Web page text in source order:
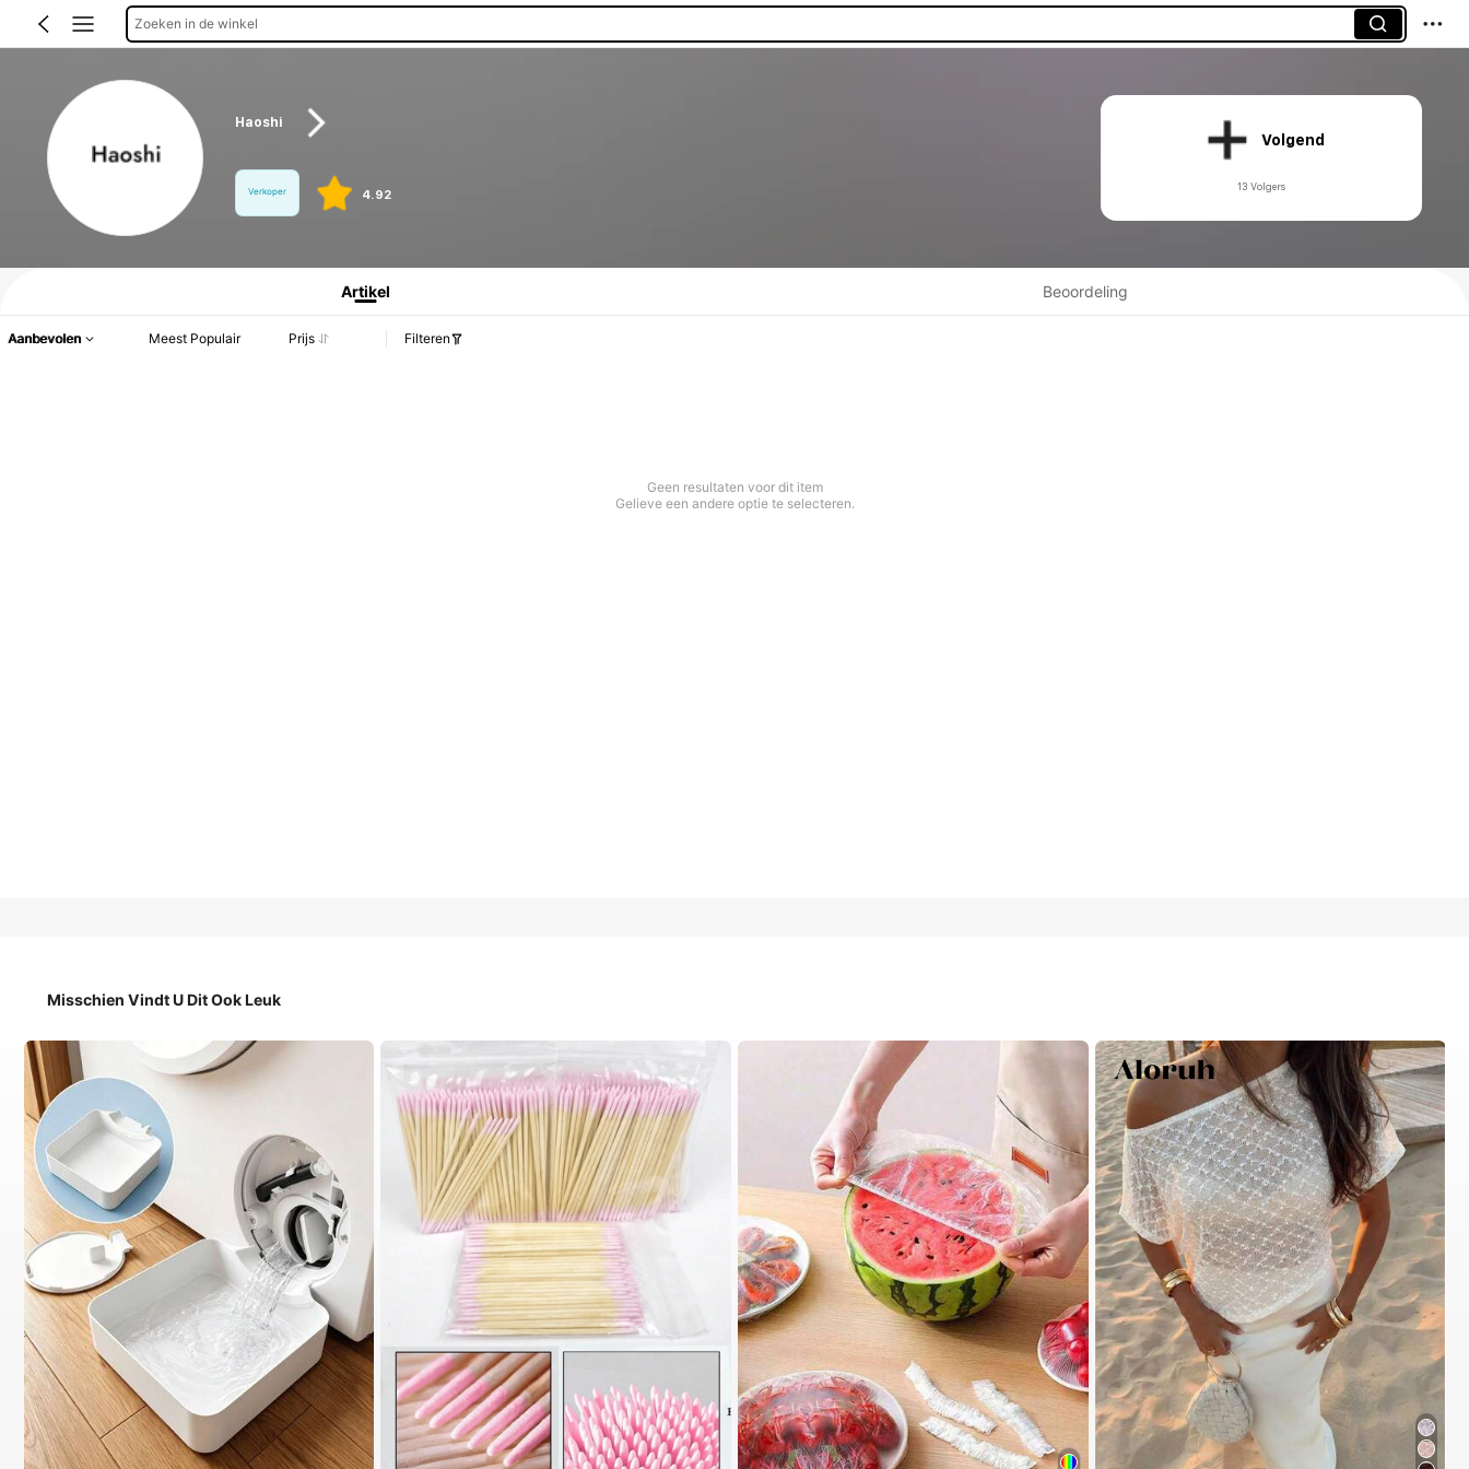
Zoeken in de winkel
Haoshi
Verkoper 4.92
Volgend
13 Volgers
Productinformatie: Prijsopenbaring, Verkoop- en Voorraadgegevens.
Artikel Beoordeling
Aanbevolen Meest Populair Prijs Filteren
Geen resultaten voor dit item
Gelieve een andere optie te selecteren.
Misschien Vindt U Dit Ook Leuk